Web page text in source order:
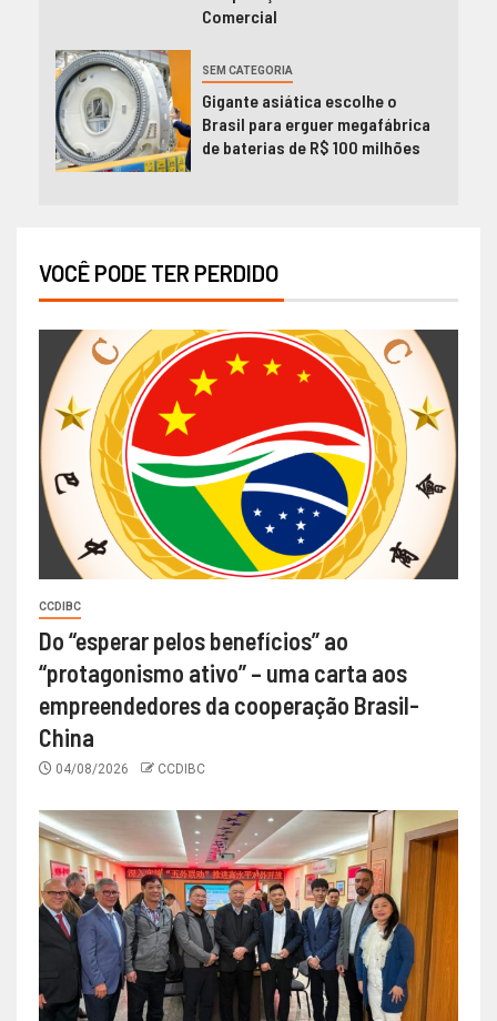
Comercial
SEM CATEGORIA
Gigante asiática escolhe o
Brasil para erguer megafábrica
de baterias de R$ 100 milhões
VOCÊ PODE TER PERDIDO
CCDIBC
Do “esperar pelos benefícios” ao
“protagonismo ativo” – uma carta aos
empreendedores da cooperação Brasil-
China
04/08/2026 CCDIBC